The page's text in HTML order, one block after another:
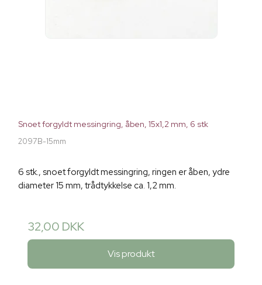
Snoet forgyldt messingring, åben, 15x1,2 mm, 6 stk
2097B-15mm
6 stk., snoet forgyldt messingring, ringen er åben, ydre
diameter 15 mm, trådtykkelse ca. 1,2 mm.
32,00 DKK
Vis produkt